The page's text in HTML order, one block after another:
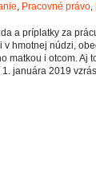
, Pracovné právo,
a príplatky za
v hmotnej núdzi,
matkou i otcom. Aj
januára 2019